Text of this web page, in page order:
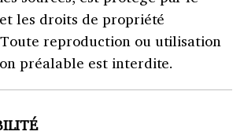
les droits de propriété
reproduction ou utilisation
préalable est interdite.